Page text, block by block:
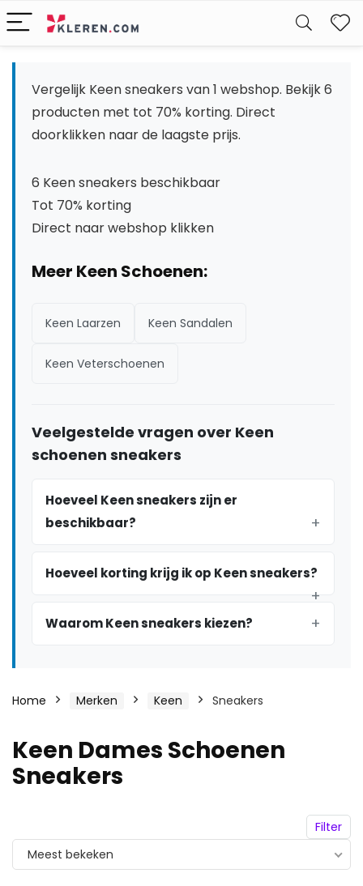
Vergelijk Keen sneakers van 1 webshop. Bekijk 6
producten met tot 70% korting. Direct
doorklikken naar de laagste prijs.
6 Keen sneakers beschikbaar
Tot 70% korting
Direct naar webshop klikken
Meer Keen Schoenen:
Keen Laarzen Keen Sandalen
Keen Veterschoenen
Veelgestelde vragen over Keen
schoenen sneakers
Hoeveel Keen sneakers zijn er
beschikbaar?
Hoeveel korting krijg ik op Keen sneakers?
Waarom Keen sneakers kiezen?
Home Merken Keen Sneakers
Keen Dames Schoenen
Sneakers
Filter
Meest bekeken